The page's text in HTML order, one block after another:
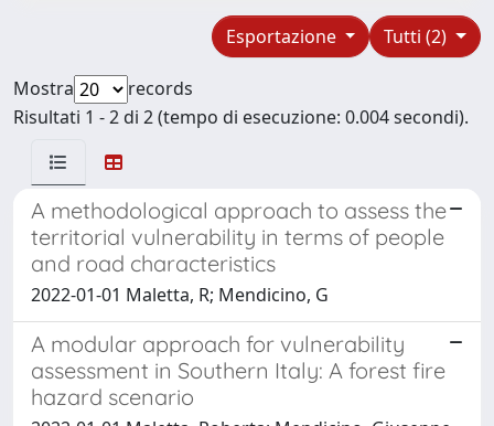
Tutti (2)
Esportazione
Mostra
records
Risultati 1 - 2 di 2 (tempo di esecuzione: 0.004 secondi).
A methodological approach to assess the
territorial vulnerability in terms of people
and road characteristics
2022-01-01 Maletta, R; Mendicino, G
A modular approach for vulnerability
assessment in Southern Italy: A forest fire
hazard scenario